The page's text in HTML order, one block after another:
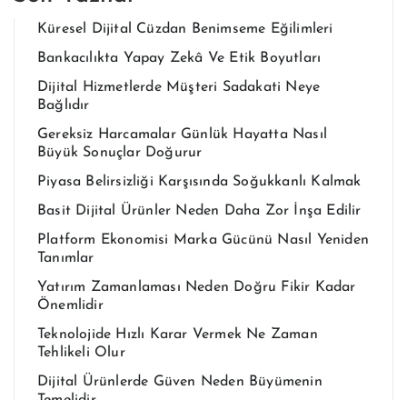
Küresel Dijital Cüzdan Benimseme Eğilimleri
Bankacılıkta Yapay Zekâ Ve Etik Boyutları
Dijital Hizmetlerde Müşteri Sadakati Neye
Bağlıdır
Gereksiz Harcamalar Günlük Hayatta Nasıl
Büyük Sonuçlar Doğurur
Piyasa Belirsizliği Karşısında Soğukkanlı Kalmak
Basit Dijital Ürünler Neden Daha Zor İnşa Edilir
Platform Ekonomisi Marka Gücünü Nasıl Yeniden
Tanımlar
Yatırım Zamanlaması Neden Doğru Fikir Kadar
Önemlidir
Teknolojide Hızlı Karar Vermek Ne Zaman
Tehlikeli Olur
Dijital Ürünlerde Güven Neden Büyümenin